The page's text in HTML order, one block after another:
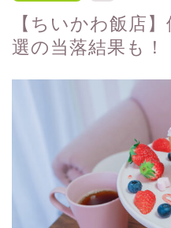
【ちいかわ飯店
選の当落結果も！